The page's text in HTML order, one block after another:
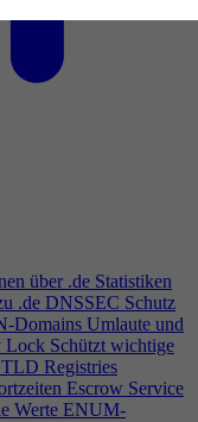
über .de Statistiken
.de DNSSEC Schutz
Domains Umlaute und
Lock Schützt wichtige
Registries
Escrow Service
Werte ENUM-